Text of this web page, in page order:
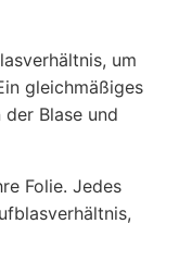
um
gleichmäßiges
Blase und
Folie. Jedes